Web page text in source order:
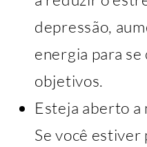
depressão,
energia para
objetivos.
Esteja aberto a
Se você estiver